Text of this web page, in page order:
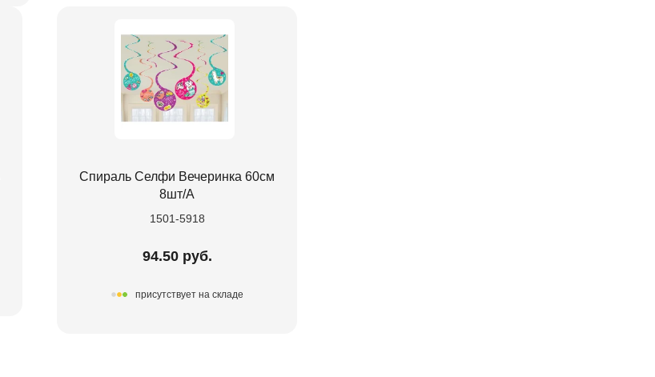
Спираль Селфи Вечеринка 60см
8шт/А
1501-5918
94.50 руб.
присутствует на складе